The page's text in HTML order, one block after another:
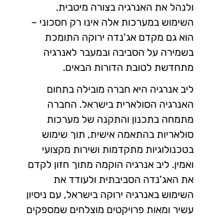
ולנהל את האנרגיה בצורה מיטבית.
השימוש במערכות אלה אינו רק חסכוני –
הוא גם מקדם אג'נדה ירוקה התומכת
בשמירה על הסביבה ובמעבר לאנרגיה
מתחדשת לטובת הדורות הבאים.
ליב אנרגיה היא חברה מובילה בתחום
האנרגיה הסולארית בישראל. החברה
מתמחה בתכנון והתקנה של מערכות
סולאריות בהתאמה אישית, תוך שימוש
בטכנולוגיות מתקדמות ושירות מקצועי
ואמין. ליב אנרגיה הוקמה מתוך חזון לקדם
את האג'נדה הסביבתית ולעודד את
השימוש באנרגיה ירוקה בישראל, עם ניסיון
עשיר ומאות פרויקטים מוצלחים שמספקים